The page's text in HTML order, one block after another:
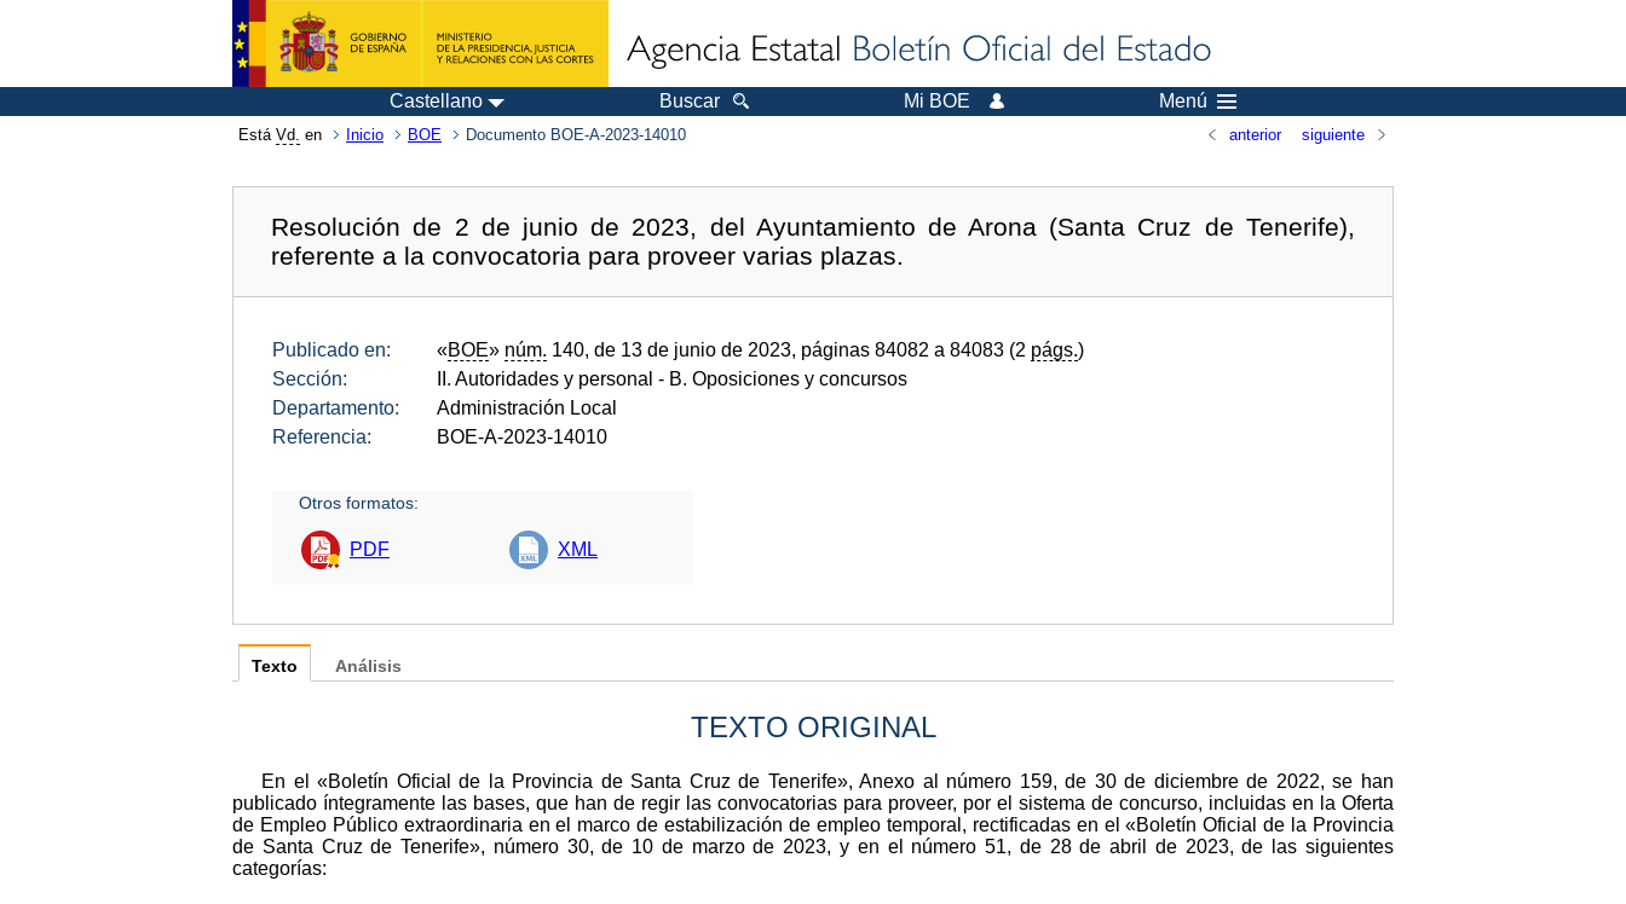
Castellano Buscar Mi BOE Menú
Está Vd. en Inicio BOE Documento BOE-A-2023-14010 anterior siguiente
Resolución de 2 de junio de 2023, del Ayuntamiento de Arona (Santa Cruz de Tenerife),
referente a la convocatoria para proveer varias plazas.
Publicado en: «BOE» núm. 140, de 13 de junio de 2023, páginas 84082 a 84083 (2 págs.)
Sección:
II. Autoridades y personal - B. Oposiciones y concursos
Departamento:
Administración Local
Referencia:
BOE-A-2023-14010
Otros formatos:
PDF XML
Texto
TEXTO ORIGINAL
En el «Boletín Oficial de la Provincia de Santa Cruz de Tenerife», Anexo al número 159, de 30 de diciembre de 2022, se han
publicado íntegramente las bases, que han de regir las convocatorias para proveer, por el sistema de concurso, incluidas en la Oferta
de Empleo Público extraordinaria en el marco de estabilización de empleo temporal, rectificadas en el «Boletín Oficial de la Provincia
de Santa Cruz de Tenerife», número 30, de 10 de marzo de 2023, y en el número 51, de 28 de abril de 2023, de las siguientes
categorías:
Análisis